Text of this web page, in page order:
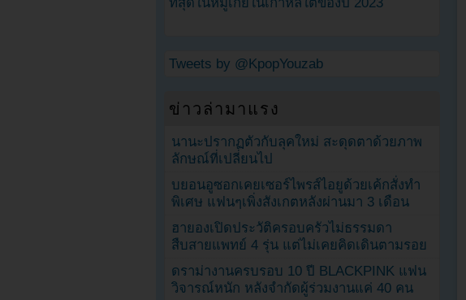
Tweets by @KpopYouzab
ข่าวล่ามาแรง
นานะปรากฏตัวกับลุคใหม่ สะดุดตาด้วยภาพ
ลักษณ์ที่เปลี่ยนไป
บยอนอูซอกเคยเซอร์ไพรส์ไอยูด้วยเค้กสั่งทำ
พิเศษ แฟนๆเพิ่งสังเกตหลังผ่านมา 3 เดือน
ฮายองเปิดประวัติครอบครัวไม่ธรรมดา
สืบสายแพทย์ 4 รุ่น แต่ไม่เคยคิดเดินตามรอย
ดราม่างานครบรอบ 10 ปี BLACKPINK แฟน
วิจารณ์หนัก หลังจำกัดผู้ร่วมงานแค่ 40 คน